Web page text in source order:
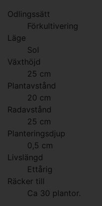
Odlingssätt
Förkultivering
Läge
Sol
Växthöjd
25 cm
Plantavstånd
20 cm
Radavstånd
25 cm
Planteringsdjup
0,5 cm
Livslängd
Ettårig
Räcker till
Ca 30 plantor.